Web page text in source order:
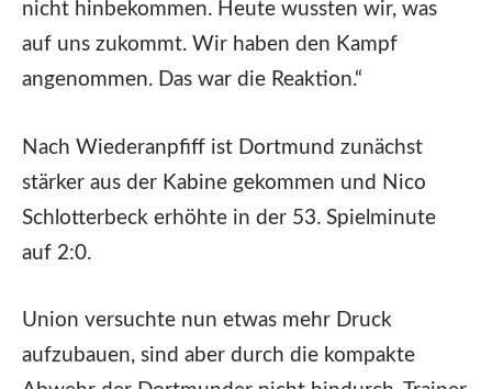
nicht hinbekommen. Heute wussten wir, was
auf uns zukommt. Wir haben den Kampf
angenommen. Das war die Reaktion.“
Nach Wiederanpfiff ist Dortmund zunächst
stärker aus der Kabine gekommen und Nico
Schlotterbeck erhöhte in der 53. Spielminute
auf 2:0.
Union versuchte nun etwas mehr Druck
aufzubauen, sind aber durch die kompakte